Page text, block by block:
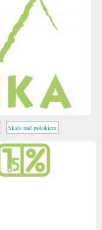
Skała nad potokiem